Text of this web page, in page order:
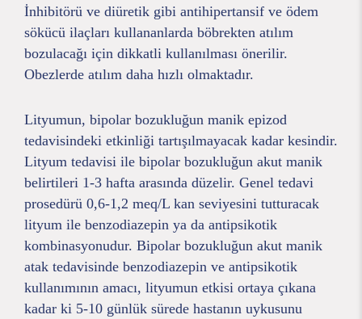
İnhibitörü ve diüretik gibi antihipertansif ve ödem
sökücü ilaçları kullananlarda böbrekten atılım
bozulacağı için dikkatli kullanılması önerilir.
Obezlerde atılım daha hızlı olmaktadır.
Lityumun, bipolar bozukluğun manik epizod
tedavisindeki etkinliği tartışılmayacak kadar kesindir.
Lityum tedavisi ile bipolar bozukluğun akut manik
belirtileri 1-3 hafta arasında düzelir. Genel tedavi
prosedürü 0,6-1,2 meq/L kan seviyesini tutturacak
lityum ile benzodiazepin ya da antipsikotik
kombinasyonudur. Bipolar bozukluğun akut manik
atak tedavisinde benzodiazepin ve antipsikotik
kullanımının amacı, lityumun etkisi ortaya çıkana
kadar ki 5-10 günlük sürede hastanın uykusunu